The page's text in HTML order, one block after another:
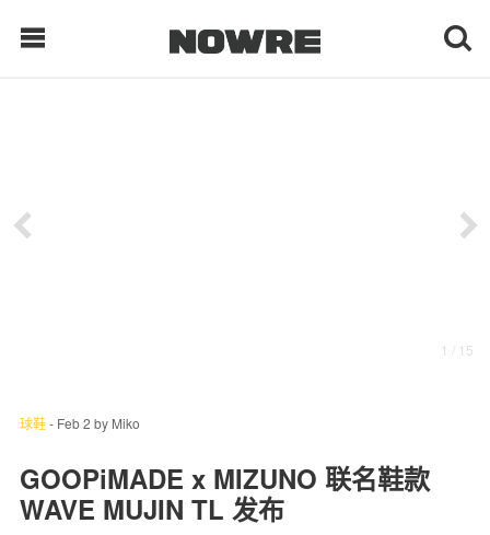
科 技
1 / 15
球鞋- Feb 2 by Miko
GOOPiMADE x MIZUNO 联名鞋款
WAVE MUJIN TL 发布